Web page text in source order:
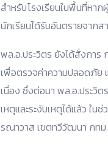
สำหรับโรงเรียนในพื้นที่หา
นักเรียนได้รับอันตรายจากส
พล.อ.ประวิตร ยังได้สั่งกา
เพื่อตรวจค่าความปลอดภัย
เนื่อง ซึ่งต่อมา พล.อ.ประวิ
เหตุและระงับเหตุได้แล้ว ใ
รณาวาส เขตทวีวัฒนา กทม